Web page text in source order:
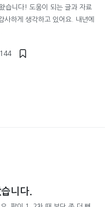
습니다! 도움이 되는 글과 자료
사하게 생각하고 있어요. 내년에
144
니다.